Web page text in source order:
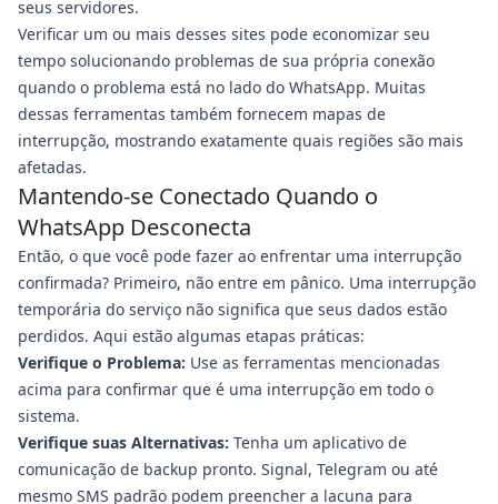
seus servidores.
Verificar um ou mais desses sites pode economizar seu
tempo solucionando problemas de sua própria conexão
quando o problema está no lado do WhatsApp. Muitas
dessas ferramentas também fornecem mapas de
interrupção, mostrando exatamente quais regiões são mais
afetadas.
Mantendo-se Conectado Quando o
WhatsApp Desconecta
Então, o que você pode fazer ao enfrentar uma interrupção
confirmada? Primeiro, não entre em pânico. Uma interrupção
temporária do serviço não significa que seus dados estão
perdidos. Aqui estão algumas etapas práticas:
Verifique o Problema: Use as ferramentas mencionadas
acima para confirmar que é uma interrupção em todo o
sistema.
Verifique suas Alternativas: Tenha um aplicativo de
comunicação de backup pronto. Signal, Telegram ou até
mesmo SMS padrão podem preencher a lacuna para